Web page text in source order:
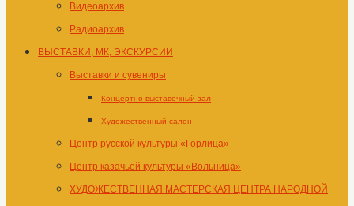
Видеоархив
Радиоархив
ВЫСТАВКИ, МК, ЭКСКУРСИИ
Выставки и сувениры
Концертно-выставочный зал
Художественный салон
Центр русской культуры «Горлица»
Центр казачьей культуры «Вольница»
ХУДОЖЕСТВЕННАЯ МАСТЕРСКАЯ ЦЕНТРА НАРОДНОЙ